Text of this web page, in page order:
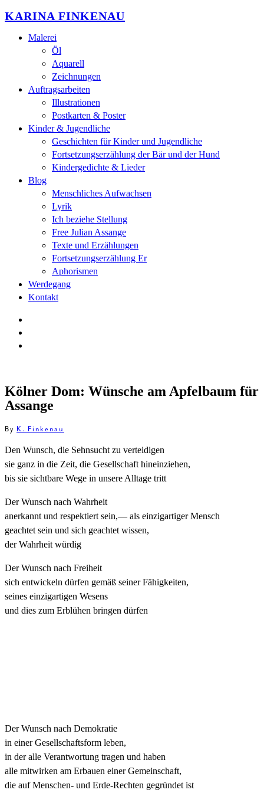
KARINA FINKENAU
Malerei
Öl
Aquarell
Zeichnungen
Auftragsarbeiten
Illustrationen
Postkarten & Poster
Kinder & Jugendliche
Geschichten für Kinder und Jugendliche
Fortsetzungserzählung der Bär und der Hund
Kindergedichte & Lieder
Blog
Menschliches Aufwachsen
Lyrik
Ich beziehe Stellung
Free Julian Assange
Texte und Erzählungen
Fortsetzungserzählung Er
Aphorismen
Werdegang
Kontakt
Kölner Dom: Wünsche am Apfelbaum für
Assange
By K. Finkenau
Den Wunsch, die Sehnsucht zu verteidigen
sie ganz in die Zeit, die Gesellschaft hineinziehen,
bis sie sichtbare Wege in unsere Alltage tritt
Der Wunsch nach Wahrheit
anerkannt und respektiert sein,— als einzigartiger Mensch
geachtet sein und sich geachtet wissen,
der Wahrheit würdig
Der Wunsch nach Freiheit
sich entwickeln dürfen gemäß seiner Fähigkeiten,
seines einzigartigen Wesens
und dies zum Erblühen bringen dürfen
Der Wunsch nach Demokratie
in einer Gesellschaftsform leben,
in der alle Verantwortung tragen und haben
alle mitwirken am Erbauen einer Gemeinschaft,
die auf Menschen- und Erde-Rechten gegründet ist